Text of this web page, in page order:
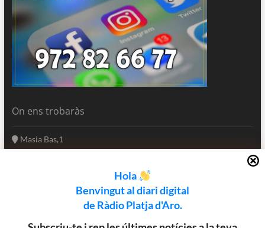
Hola
Benvingut al diari digital
de Ràdio Platja d'Aro.
On ens trobaràs
Masia Bas,1
17250 Platja d'Aro
informatius@rpa.cat